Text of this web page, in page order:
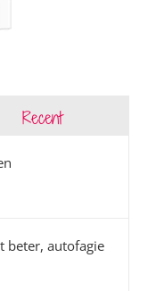
Recent
beter, autofagie